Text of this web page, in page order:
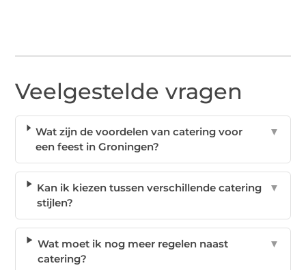
Veelgestelde vragen
Wat zijn de voordelen van catering voor
een feest in Groningen?
▼
Kan ik kiezen tussen verschillende catering
stijlen?
▼
Wat moet ik nog meer regelen naast
catering?
▼